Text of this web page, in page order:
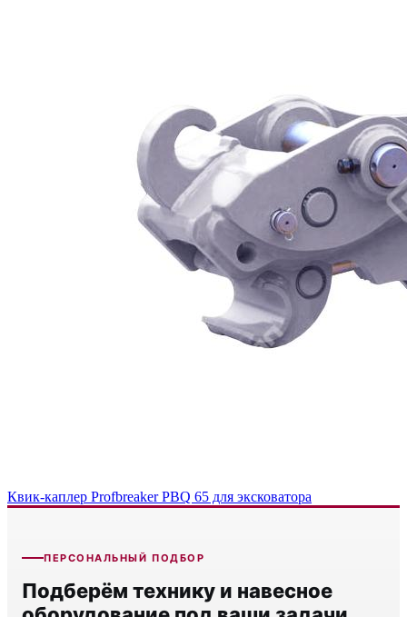
Квик-каплер Profbreaker PBQ 65 для эксковатора
ПЕРСОНАЛЬНЫЙ ПОДБОР
Подберём технику и навесное